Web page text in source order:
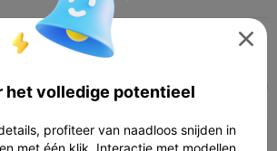
Add Huishouden Overig 
K2 Pro K2 SPARKX i7
mm laag, 2 wanden, 15% vulling

het volledige potentieel
profiteer van naadloos snijden in
met één klik. Interactie met modellen